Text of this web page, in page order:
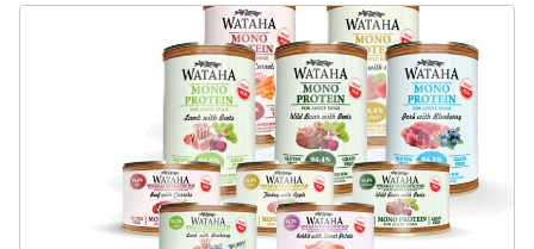
wśród opiekunów czworonogów na całym
Zabawki te nie tylko bawią, ale i uczą. Pomagają
w rozwijaniu zdolności poznawczych psa,
wzmacniają więź między zwierzęciem a
opiekunem, a także przeciwdziałają nudzie i
związanym z nią problemom behawioralnym.